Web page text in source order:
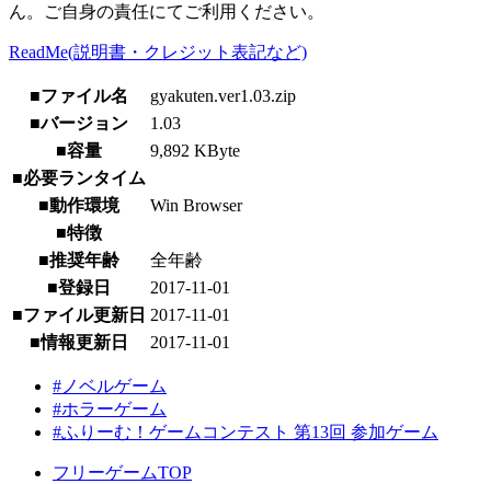
ん。ご自身の責任にてご利用ください。
ReadMe(説明書・クレジット表記など)
■ファイル名
gyakuten.ver1.03.zip
■バージョン
1.03
■容量
9,892 KByte
■必要ランタイム
■動作環境
Win Browser
■特徴
■推奨年齢
全年齢
■登録日
2017-11-01
■ファイル更新日 2017-11-01
■情報更新日
2017-11-01
#ノベルゲーム
#ホラーゲーム
#ふりーむ！ゲームコンテスト 第13回 参加ゲーム
フリーゲームTOP